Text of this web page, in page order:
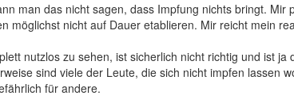
man das nicht sagen, dass Impfung nichts bringt.
möglichst nicht auf Dauer etablieren. Mir reicht mein
nutzlos zu sehen, ist sicherlich nicht richtig und ist
sind viele der Leute, die sich nicht impfen lassen
für andere.